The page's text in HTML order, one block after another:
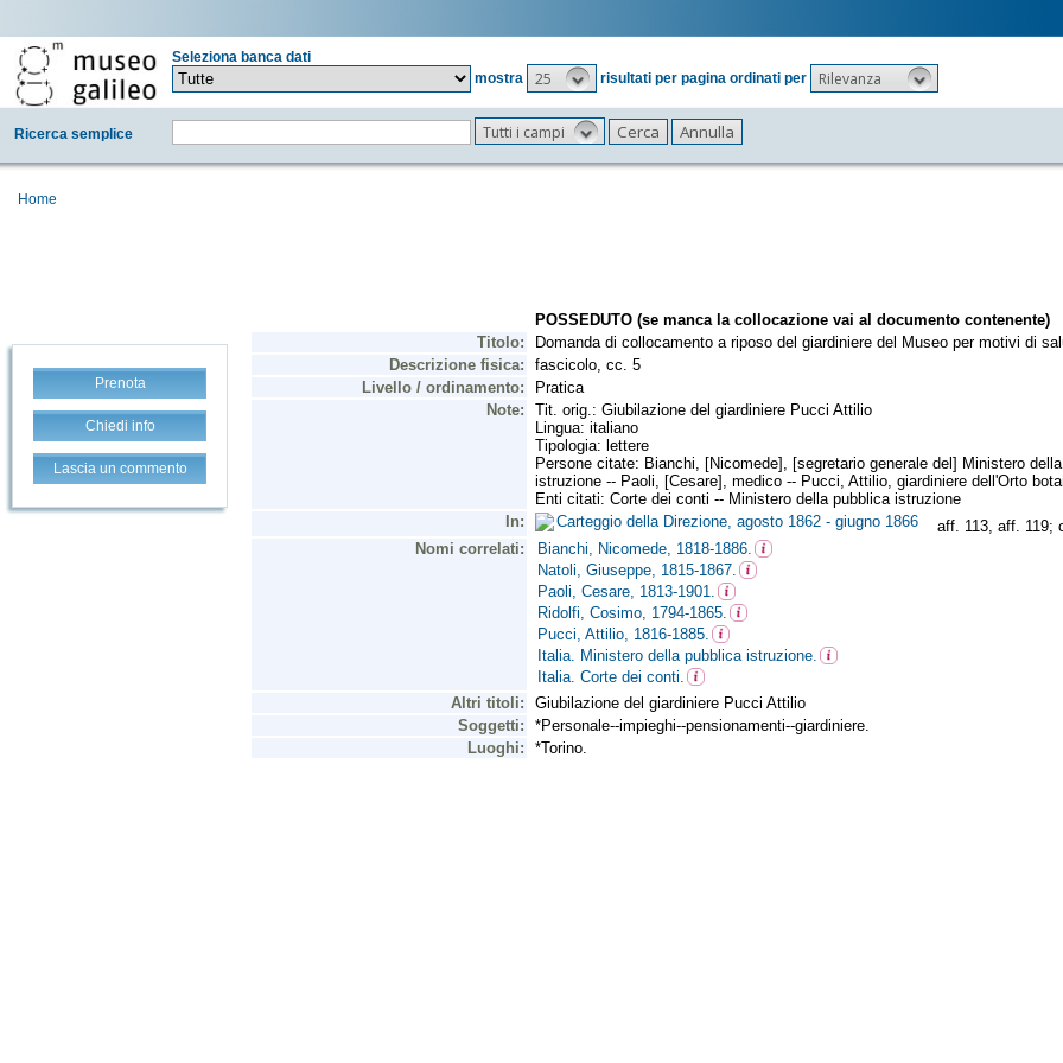
Seleziona banca dati
mostra
25 risultati per pagina ordinati per Rilevanza
Ricerca semplice Tutti i campi
Home
Prenota
Chiedi info
Lascia un commento